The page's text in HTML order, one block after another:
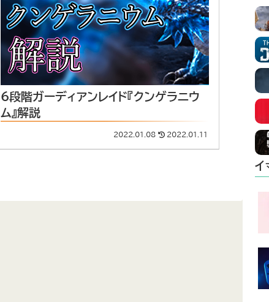
6段階ガーディアンレイド『クンゲラニウ
ム』解説
2022.01.08 2022.01.11
イ